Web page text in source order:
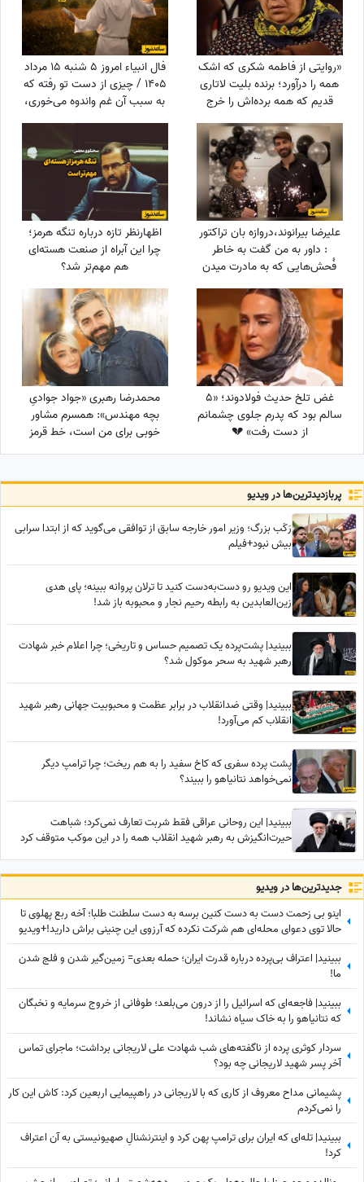
«روایتی از فاطمه شکری که اشک
همه را درآورد؛ برنده بلیت لاتاری
قدیم که همه برده‌اش را خرج
دیگران کرد، اکنون بی‌مهری
می‌بیند!»
فال انبیاء امروز 5 شنبه 15 مرداد
1405 / چیزی از دست تو رفته که
به سبب آن غم واندوه می‌خوری،
اما ...
علیرضا بیرانوند،دروازه بان تراکتور
: داور به من گفت به خاطر
فُحش‌هایی که به مادرت میدن
بهت کارت نمیدم!/ ما حواله
ماشین نگرفتیم
اظهارنظر تازه درباره تنگه هرمز؛
چرا این آبراه از صنعت هسته‌ای
هم مهم‌تر شد؟
غض تلخ حدیث فولادوند؛ «5
سالم بود که پدرم جلوی چشمانم
از دست رفت» 💔
محمدرضا رهبری «جواد جوادیِ
بچه مهندس»: همسرم مشاور
خوبی برای من است، خط قرمز
من خانوادمه/عروسی خواهرم
فیلم یا عکسی از من گرفته شود
پربازدید‌ترین‌ها در ویدیو
رَکَب بزرگ؛ وزیر امور خارجه سابق از توافقی می‌گوید که از ابتدا سرابی
بیش نبود+فیلم
این ویدیو رو دست‌به‌دست کنید تا ترلان پروانه ببینه؛ پای هدی
زین‌العابدین به رابطه رحیم نجار و محبوبه باز شد!
ببینید| پشت‌پرده یک تصمیم حساس و تاریخی؛ چرا اعلام خبر شهادت
رهبر شهید به سحر موکول شد؟
ببینید| وقتی ضدانقلاب در برابر عظمت و محبوبیت جهانی رهبر شهید
انقلاب کم می‌آورد!
پشت پرده سفری که کاخ سفید را به هم ریخت؛ چرا ترامپ دیگر
نمی‌خواهد نتانیاهو را ببیند؟
ببینید| این روحانی عراقی فقط شربت تعارف نمی‌کرد؛ شباهت
حیرت‌انگیزش به رهبر شهید انقلاب همه را در این موکب متوقف کرد
جدید‌ترین‌ها در ویدیو
اینو بی زحمت دست به دست کنین برسه به دست سلطنت طلبا؛ آخه ربع پهلوی تا
حالا توی دعوای محله‌ای هم شرکت نکرده که آرزوی این چنینی براش دارید!+ویدیو
ببینید| اعتراف بی‌پرده درباره قدرت ایران؛ حمله بعدی= زمین‌گیر شدن و فلج شدن
ما!
ببینید| فاجعه‌ای که اسرائیل را از درون می‌بلعد؛ طوفانی از خروج سرمایه و نخبگان
که نتانیاهو را به خاک سیاه نشاند!
سردار کوثری پرده از ناگفته‌های شب شهادت علی لاریجانی برداشت؛ ماجرای تماس
آخر پسر شهید لاریجانی چه بود؟
پشیمانی مداح معروف از کاری که با لاریجانی در راهپیمایی اربعین کرد: کاش این کار
را نمی‌کردم
ببینید| تله‌ای که ایران برای ترامپ پهن کرد و اینترنشنالِ صهیونیستی به آن اعتراف
کرد!